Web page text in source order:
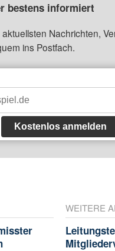
bestens informiert
Nachrichten,
ins Postfach.
Kostenlos anmelden
WEITERE